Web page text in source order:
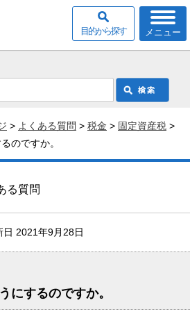
メニュー
目的から探す
> よくある質問 > 税金 > 固定資産税 >
のですか。
質問
2021年9月28日
にするのですか。